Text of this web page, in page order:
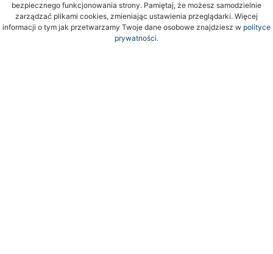
bezpiecznego funkcjonowania strony. Pamiętaj, że możesz samodzielnie
zarządzać plikami cookies, zmieniając ustawienia przeglądarki. Więcej
informacji o tym jak przetwarzamy Twoje dane osobowe znajdziesz w polityce
prywatności.